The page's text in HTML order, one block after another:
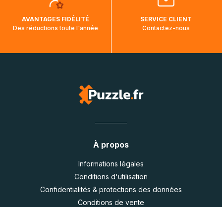
AVANTAGES FIDÉLITÉ
Des réductions toute l'année
SERVICE CLIENT
Contactez-nous
À propos
Informations légales
Conditions d'utilisation
Confidentialités & protections des données
Conditions de vente